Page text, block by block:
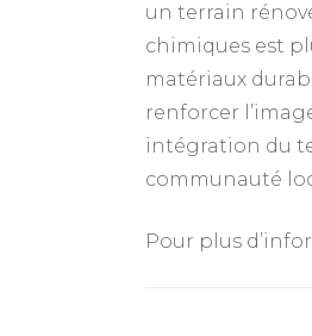
un terrain
chimiques est
matériaux
renforcer
intégration du
communauté
Pour plus